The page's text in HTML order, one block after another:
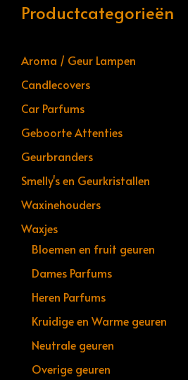
Productcategorieën
Aroma / Geur Lampen
Candlecovers
Car Parfums
Geboorte Attenties
Geurbranders
Smelly's en Geurkristallen
Waxinehouders
Waxjes
Bloemen en fruit geuren
Dames Parfums
Heren Parfums
Kruidige en Warme geuren
Neutrale geuren
Overige geuren